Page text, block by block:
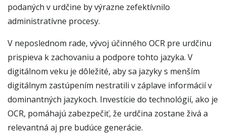
podaných v urdčine by výrazne zefektívnilo
administratívne procesy.
V neposlednom rade, vývoj účinného OCR pre urdčinu
prispieva k zachovaniu a podpore tohto jazyka. V
digitálnom veku je dôležité, aby sa jazyky s menším
digitálnym zastúpením nestratili v záplave informácií v
dominantných jazykoch. Investície do technológií, ako je
OCR, pomáhajú zabezpečiť, že urdčina zostane živá a
relevantná aj pre budúce generácie.